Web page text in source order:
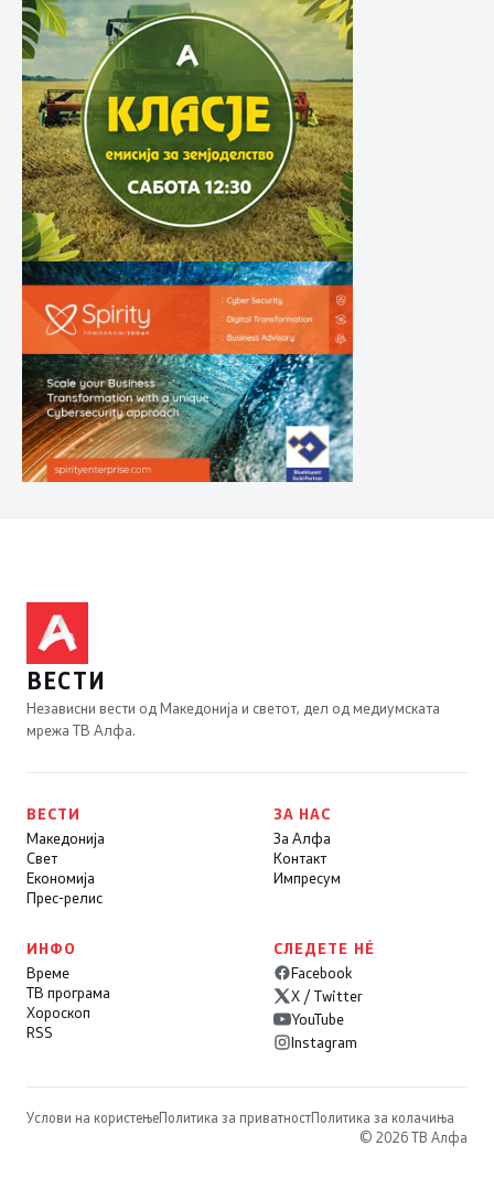
ВЕСТИ
Независни вести од Македонија и светот, дел од медиумската
мрежа ТВ Алфа.
ВЕСТИ
Македонија
Свет
Економија
Прес-релис
ЗА НАС
За Алфа
Контакт
Импресум
ИНФО
Време
ТВ програма
Хороскоп
RSS
СЛЕДЕТЕ НÉ
Facebook
X / Twitter
YouTube
Instagram
Услови на користењеПолитика за приватностПолитика за колачиња
© 2026 ТВ Алфа